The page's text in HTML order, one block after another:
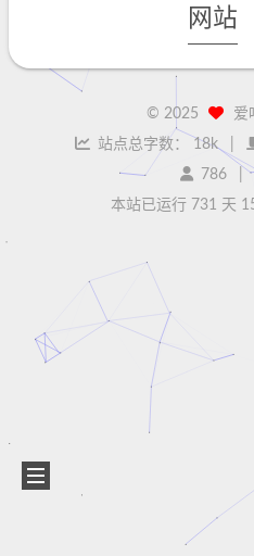
网站
© 2025
爱
站点总字数：
18k
786
本站已运行 731 天